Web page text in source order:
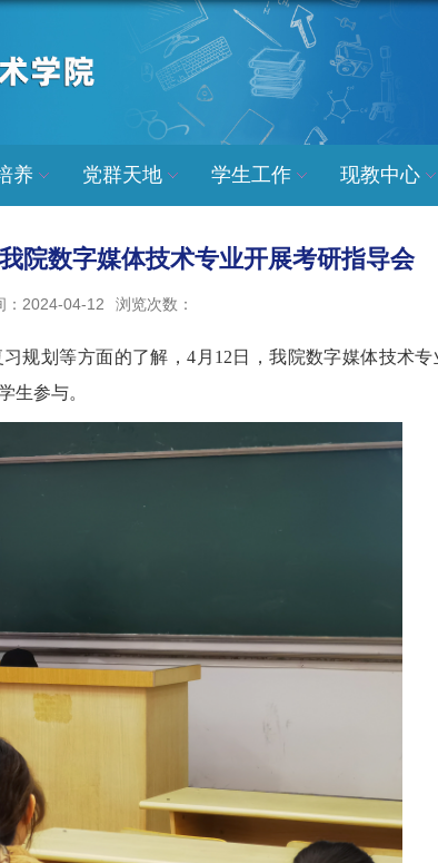
养 党群天地 学生工作 现教中心
数字媒体技术专业开展考研指导会
：2024-04-12 浏览次数：
规划等方面的了解，4月12日，我院数字媒体技术专
生参与。